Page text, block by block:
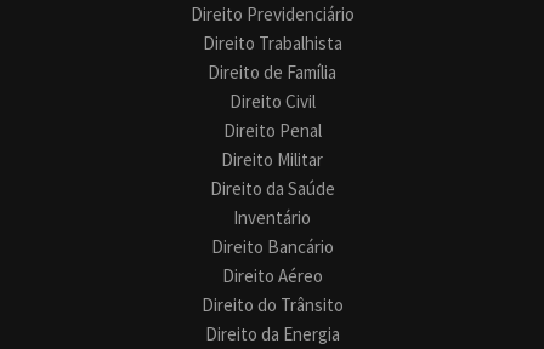
Direito Previdenciário
Direito Trabalhista
Direito de Família
Direito Civil
Direito Penal
Direito Militar
Direito da Saúde
Inventário
Direito Bancário
Direito Aéreo
Direito do Trânsito
Direito da Energia